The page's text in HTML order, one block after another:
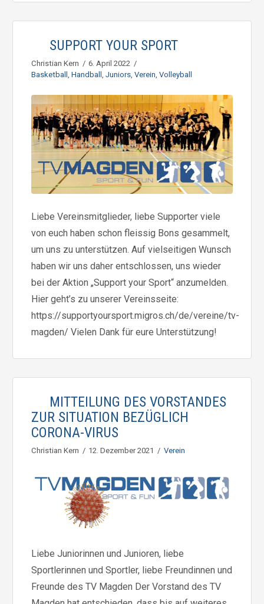
SUPPORT YOUR SPORT
Christian Kern
6. April 2022
Basketball , Handball , Juniors, Verein, Volleyball
Liebe Vereinsmitglieder, liebe Supporter viele
von euch haben schon fleissig Bons gesammelt,
um uns zu unterstützen. Auf vielseitigen Wunsch
haben wir uns daher entschlossen, uns wieder
bei der Aktion „Support your Sport“ anzumelden.
Hier geht’s zu unserer Vereinsseite:
https://supportyoursport.migros.ch/de/vereine/tv-
magden/ Vielen Dank für eure Unterstützung!
MITTEILUNG DES VORSTANDES
ZUR SITUATION BEZÜGLICH
CORONA-VIRUS
Christian Kern 12. Dezember 2021 Verein
Liebe Juniorinnen und Junioren, liebe
Sportlerinnen und Sportler, liebe Freundinnen und
Freunde des TV Magden Der Vorstand des TV